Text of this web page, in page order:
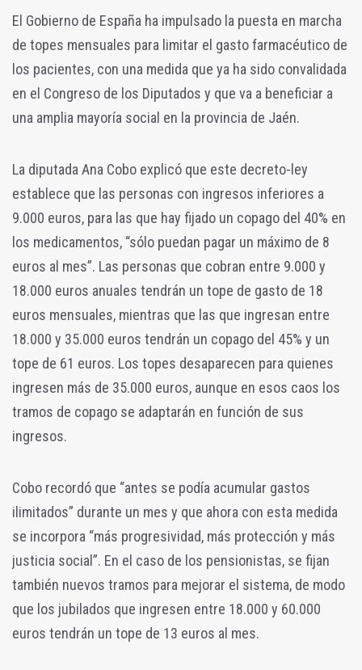
El Gobierno de España ha impulsado la puesta en marcha
de topes mensuales para limitar el gasto farmacéutico de
los pacientes, con una medida que ya ha sido convalidada
en el Congreso de los Diputados y que va a beneficiar a
una amplia mayoría social en la provincia de Jaén.
La diputada Ana Cobo explicó que este decreto-ley
establece que las personas con ingresos inferiores a
9.000 euros, para las que hay fijado un copago del 40% en
los medicamentos, “sólo puedan pagar un máximo de 8
euros al mes”. Las personas que cobran entre 9.000 y
18.000 euros anuales tendrán un tope de gasto de 18
euros mensuales, mientras que las que ingresan entre
18.000 y 35.000 euros tendrán un copago del 45% y un
tope de 61 euros. Los topes desaparecen para quienes
ingresen más de 35.000 euros, aunque en esos caos los
tramos de copago se adaptarán en función de sus
ingresos.
Cobo recordó que “antes se podía acumular gastos
ilimitados” durante un mes y que ahora con esta medida
se incorpora “más progresividad, más protección y más
justicia social”. En el caso de los pensionistas, se fijan
también nuevos tramos para mejorar el sistema, de modo
que los jubilados que ingresen entre 18.000 y 60.000
euros tendrán un tope de 13 euros al mes.